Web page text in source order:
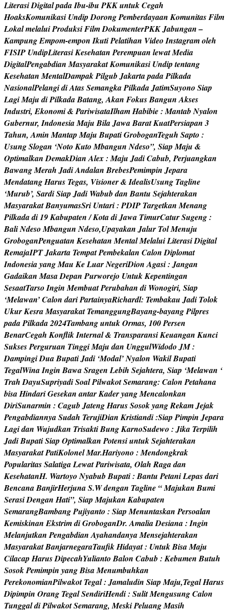
LiterasiDigitalpadaIbu-ibu PKKuntukCegah
HoaksKomunikasi Undip DorongPemberdayaan KomunitasFilm
LokalmelaluiProduksiFilmDokumenterPKKJabungan –
KampungEmpom-empon IkutiPelatihan Video Instagramoleh
FISIP UndipLiterasiKesehatan Perempuan lewatMedia
DigitalPengabdian MasyarakatKomunikasi Undip tentang
Kesehatan MentalDampakPilgub JakartapadaPilkada
NasionalPelangidiAtasSemangkaPilkadaJatimSuyono Siap
LagiMaju diPilkadaBatang, Akan FokusBangun Akses
Industri, Ekonomi& PariwisataIlhamHabibie: Mantab Nyalon
Gubernur, IndonesiaMaju BilaJawaBaratKuatPersiapan 3
Tahun, Amin Mantap Maju BupatiGroboganTeguh Sapto :
UsungSlogan ‘Noto Kuto Mbangun Ndeso”, Siap Maju &
Optimalkan DemakDian Alex: Maju JadiCabub, Perjuangkan
BawangMerah JadiAndalan BrebesPemimpin Jepara
MendatangHarus Tegas, Visioner& IdealisUsung Tagline
‘Murub’, SardiSiap Jadi Wabub dan Bantu Sejahterakan
MasyarakatBanyumasSri Untari: PDIP Targetkan Menang
Pilkadadi19Kabupaten /KotadiJawa TimurCaturSugeng:
BaliNdeso Mbangun Ndeso,Upayakan Jalur TolMenuju
GroboganPenguatan Kesehatan MentalMelaluiLiterasiDigital
RemajaIPTJakarta TempatPembekalan Calon Diplomat
IndonesiayangMau KeLuarNegeriDion Agasi: Jangan
Gadaikan MasaDepan Purworejo UntukKepentingan
SesaatTarso Ingin MembuatPerubahan di Wonogiri, Siap
‘Melawan’Calon dariPartainyaRichardl: Tembakau Jadi Tolok
UkurKesraMasyarakat TemanggungBayang-bayangPilpres
padaPilkada2024TambanguntukOrmas, 100Persen
BenarCegah KonfikInternal& TransparansiKeuangan Kunci
SuksesPerguruan TinggiMaju dan UnggulWidodo JM:
DampingiDuaBupatiJadi ‘Modal’Nyalon WakilBupati
TegalWinaIngin BawaSragen Lebih Sejahtera, Siap ‘Melawan ‘
Trah DayuSupriyadiSoalPilwakotSemarang: Calon Petahana
bisaHindariGesekan antarKaderyangMencalonkan
DiriSunarmin : Cagub JatengHarusSosokyangRekamJejak
PengabdiannyaSudah TerujiDian Kristiandi:Siap Pimpin Jepara
Lagidan Wujudkan TrisaktiBungKarnoSudewo : Jika Terpilih
JadiBupatiSiap Optimalkan PotensiuntukSejahterakan
MasyarakatPatiKolonelMar.Hariyono : Mendongkrak
PopularitasSalatigaLewatPariwisata, Olah Ragadan
KesehatanH. Wartoyo Nyabub Bupati: Bantu PetaniLepasdari
BencanaBanjirHerjunaS.Wdengan Tagline “Majukan Bumi
SerasiDengan Hati”, Siap Majukan Kabupaten
SemarangBambangPujiyanto : Siap Menuntaskan Persoalan
Kemiskinan EkstrimdiGroboganDr. AmaliaDesiana: Ingin
Melanjutkan Pengabdian AyahandanyaMensejahterakan
MasyarakatBanjarnegaraTaufkHidayat: UntukBisaMaju
Cilacap HarusDipecahYulianto Balon Cabub : Kebumen Butuh
SosokPemimpin yangBisaMenumbuhkan
PerekonomianPilwakot Tegal: Jamaludin Siap Maju,TegalHarus
Dipimpin Orang TegalSendiriHendi: SulitMengusungCalon
TunggaldiPilwakotSemarang, MeskiPeluangMasih